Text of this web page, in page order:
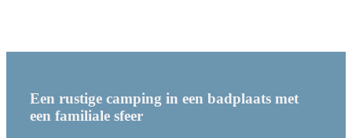
Een rustige camping in een badplaats met
een familiale sfeer